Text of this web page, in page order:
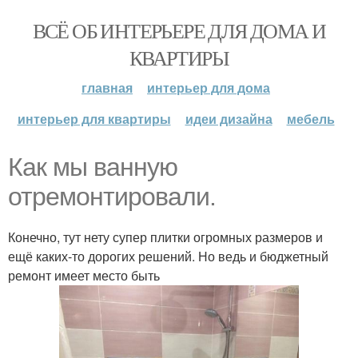
ВСЁ ОБ ИНТЕРЬЕРЕ ДЛЯ ДОМА И
КВАРТИРЫ
главная
интерьер для дома
интерьер для квартиры
идеи дизайна мебель
Как мы ванную
отремонтировали.
Конечно, тут нету супер плитки огромных размеров и
ещё каких-то дорогих решений. Но ведь и бюджетный
ремонт имеет место быть